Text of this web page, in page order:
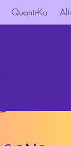
Quanti-Ka